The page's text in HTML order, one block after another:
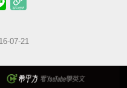
07-21